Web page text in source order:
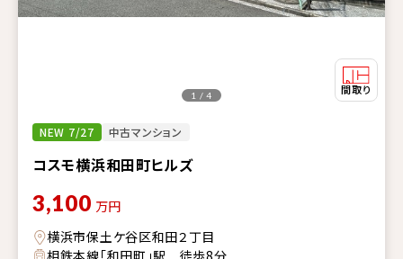
NEW 7/27 中古マンション
コスモ横浜和田町ヒルズ
1 / 4
3,100 万円
横浜市保土ケ谷区和田２丁目
相鉄本線「和田町」駅 徒歩8分